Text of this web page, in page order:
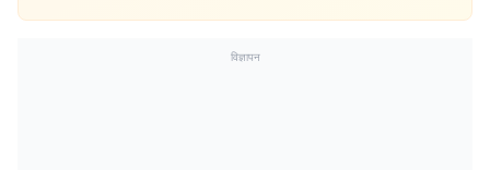
विज्ञापन